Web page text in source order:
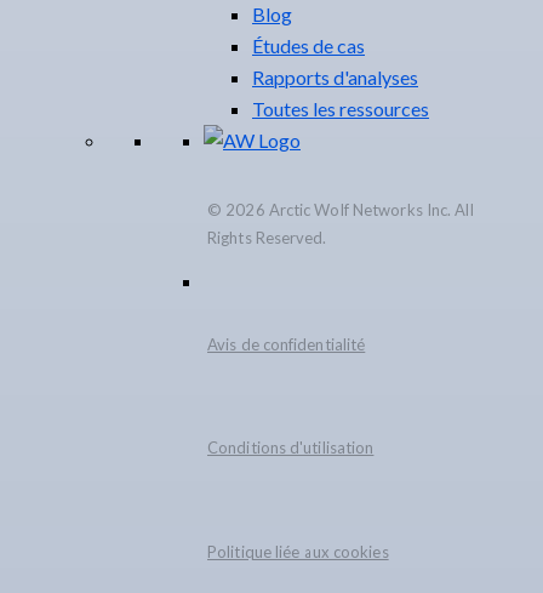
Blog
Études de cas
Rapports d'analyses
Toutes les ressources
© 2026 Arctic Wolf Networks Inc. All
Rights Reserved.
Avis de confidentialité
Conditions d'utilisation
Politique liée aux cookies